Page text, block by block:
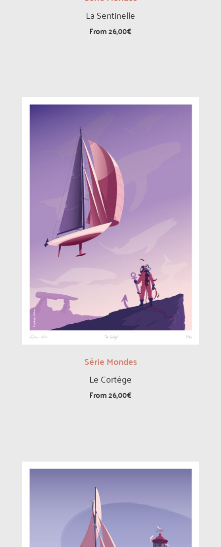
La Sentinelle
From26,00€
Série Mondes
Le Cortège
From26,00€